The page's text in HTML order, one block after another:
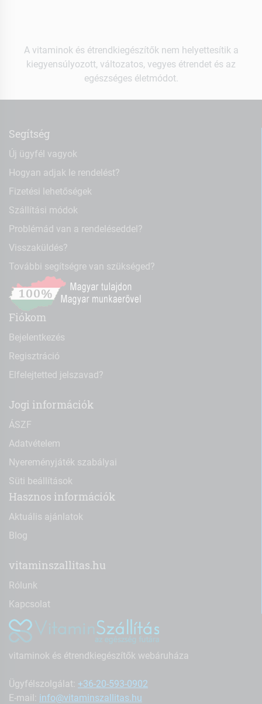
A vitaminok és étrendkiegészítők nem helyettesítik a
kiegyensúlyozott, változatos, vegyes étrendet és az
egészséges életmódot.
Segítség
Új ügyfél vagyok
Hogyan adjak le rendelést?
Fizetési lehetőségek
Szállítási módok
Problémád van a rendeléseddel?
Visszaküldés?
További segítségre van szükséged?
Fiókom
Bejelentkezés
Regisztráció
Elfelejtetted jelszavad?
Jogi információk
ÁSZF
Adatvételem
Nyereményjáték szabályai
Süti beállítások
Hasznos információk
Aktuális ajánlatok
Blog
vitaminszallitas.hu
Rólunk
Kapcsolat
vitaminok és étrendkiegészítők webáruháza
Ügyfélszolgálat: +36-20-593-0902
E-mail: info@vitaminszallitas.hu